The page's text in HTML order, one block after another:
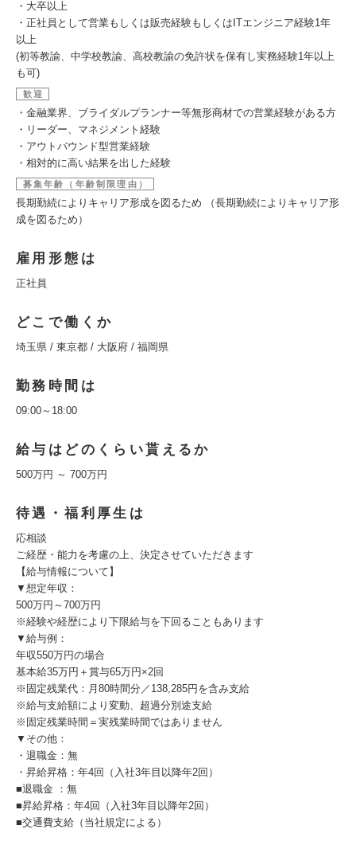
・大卒以上
・正社員として営業もしくは販売経験もしくはITエンジニア経験1年
以上
(初等教諭、中学校教諭、高校教諭の免許状を保有し実務経験1年以上
も可)
歓迎
・金融業界、ブライダルプランナー等無形商材での営業経験がある方
・リーダー、マネジメント経験
・アウトバウンド型営業経験
・相対的に高い結果を出した経験
募集年齢（年齢制限理由）
長期勤続によりキャリア形成を図るため （長期勤続によりキャリア形
成を図るため）
雇用形態は
正社員
どこで働くか
埼玉県 / 東京都 / 大阪府 / 福岡県
勤務時間は
09:00～18:00
給与はどのくらい貰えるか
500万円 ～ 700万円
待遇・福利厚生は
応相談
ご経歴・能力を考慮の上、決定させていただきます
【給与情報について】
▼想定年収：
500万円～700万円
※経験や経歴により下限給与を下回ることもあります
▼給与例：
年収550万円の場合
基本給35万円＋賞与65万円×2回
※固定残業代：月80時間分／138,285円を含み支給
※給与支給額により変動、超過分別途支給
※固定残業時間＝実残業時間ではありません
▼その他：
・退職金：無
・昇給昇格：年4回（入社3年目以降年2回）
■退職金 ：無
■昇給昇格：年4回（入社3年目以降年2回）
■交通費支給（当社規定による）